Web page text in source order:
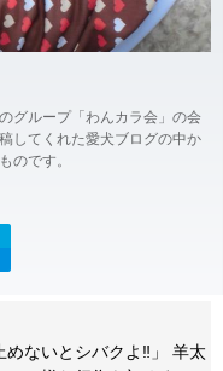
グループ「わんカラ会」の会
してくれた愛犬ブログの中か
のです。
ないとシバクよ‼」 羊太